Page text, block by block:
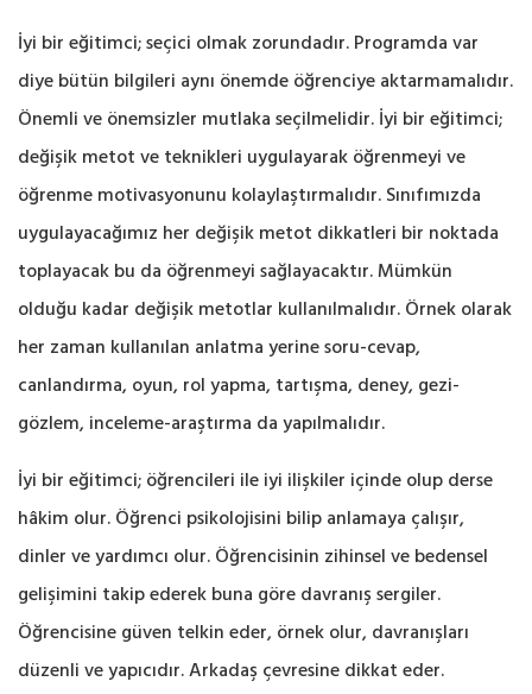
İyi bir eğitimci; seçici olmak zorundadır. Programda var
diye bütün bilgileri aynı önemde öğrenciye aktarmamalıdır.
Önemli ve önemsizler mutlaka seçilmelidir. İyi bir eğitimci;
değişik metot ve teknikleri uygulayarak öğrenmeyi ve
öğrenme motivasyonunu kolaylaştırmalıdır. Sınıfımızda
uygulayacağımız her değişik metot dikkatleri bir noktada
toplayacak bu da öğrenmeyi sağlayacaktır. Mümkün
olduğu kadar değişik metotlar kullanılmalıdır. Örnek olarak
her zaman kullanılan anlatma yerine soru-cevap,
canlandırma, oyun, rol yapma, tartışma, deney, gezi-
gözlem, inceleme-araştırma da yapılmalıdır.
İyi bir eğitimci; öğrencileri ile iyi ilişkiler içinde olup derse
hâkim olur. Öğrenci psikolojisini bilip anlamaya çalışır,
dinler ve yardımcı olur. Öğrencisinin zihinsel ve bedensel
gelişimini takip ederek buna göre davranış sergiler.
Öğrencisine güven telkin eder, örnek olur, davranışları
düzenli ve yapıcıdır. Arkadaş çevresine dikkat eder.